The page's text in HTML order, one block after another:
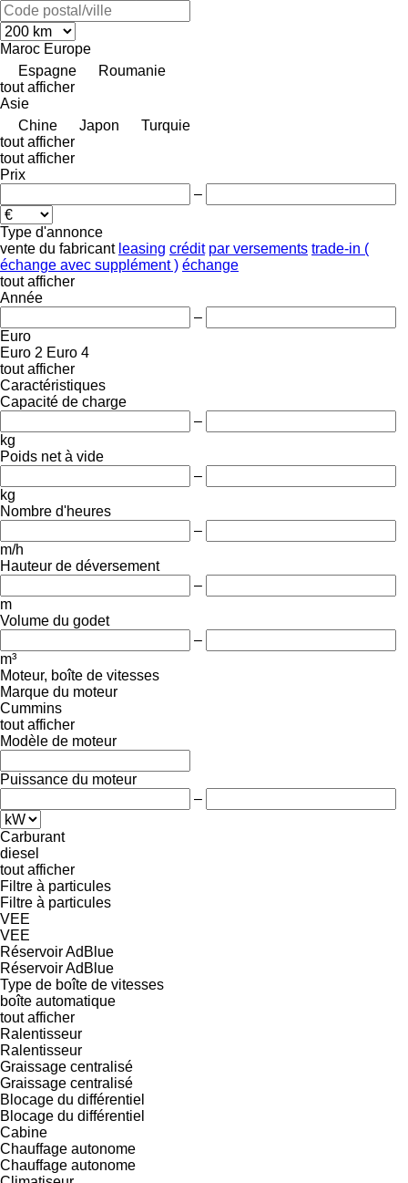
Maroc Europe
Espagne
Roumanie
tout afficher
Asie
Chine
Japon
Turquie
tout afficher
tout afficher
Prix
–
Type d'annonce
vente du fabricant leasing crédit par versements trade-in (
échange avec supplément ) échange
tout afficher
Année
–
Euro
Euro 2 Euro 4
tout afficher
Caractéristiques
Capacité de charge
–
kg
Poids net à vide
–
kg
Nombre d'heures
–
m/h
Hauteur de déversement
–
m
Volume du godet
–
m³
Moteur, boîte de vitesses
Marque du moteur
Cummins
tout afficher
Modèle de moteur
Puissance du moteur
–
Carburant
diesel
tout afficher
Filtre à particules
Filtre à particules
VEE
VEE
Réservoir AdBlue
Réservoir AdBlue
Type de boîte de vitesses
boîte automatique
tout afficher
Ralentisseur
Ralentisseur
Graissage centralisé
Graissage centralisé
Blocage du différentiel
Blocage du différentiel
Cabine
Chauffage autonome
Chauffage autonome